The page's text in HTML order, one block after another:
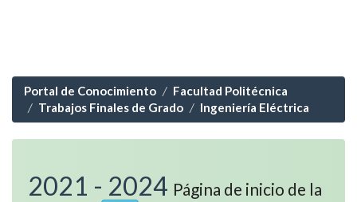
Portal de Conocimiento
Facultad Politécnica
Trabajos Finales de Grado
Ingeniería Eléctrica
2021 - 2024 Página de inicio de la